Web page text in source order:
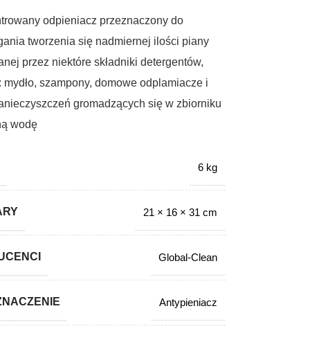
odpieniacz przeznaczony do
tworzenia się nadmiernej ilości piany
przez niektóre składniki detergentów,
mydło, szampony, domowe odplamiacze i
gromadzących się w zbiorniku
wodę
6 kg
21 × 16 × 31 cm
Global-Clean
Antypieniacz